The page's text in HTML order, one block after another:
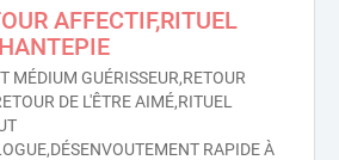
AFFECTIF,RITUEL
MÉDIUM GUÉRISSEUR,RETOUR
DE L'ÊTRE AIMÉ,RITUEL
RAPIDE À